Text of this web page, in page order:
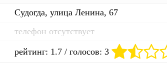
Судогда, улица Ленина, 67
телефон отсутствует
рейтинг: 1.7 / голосов: 3